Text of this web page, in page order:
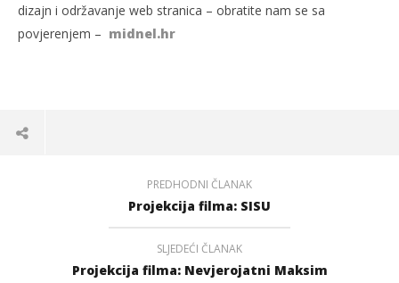
dizajn i održavanje web stranica – obratite nam se sa
povjerenjem – midnel.hr
PREDHODNI ČLANAK
Projekcija filma: SISU
SLJEDEĆI ČLANAK
Projekcija filma: Nevjerojatni Maksim